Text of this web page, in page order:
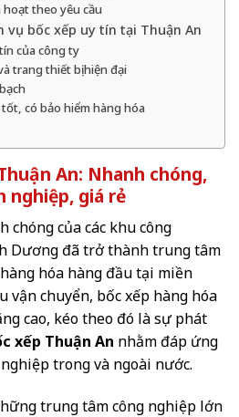
hoạt theo yêu cầu
vụ bốc xếp uy tín tại Thuận An
của công ty
trang thiết bị hiện đại
có bảo hiểm hàng hóa
An: Nhanh chóng,
nghiệp, giá rẻ
của các khu công
Dương đã trở thành trung tâm
hóa hàng đầu tại miền
vận chuyển, bốc xếp hàng hóa
cao, kéo theo đó là sự phát
xếp Thuận An nhằm đáp ứng
trong và ngoài nước.
trung tâm công nghiệp lớn